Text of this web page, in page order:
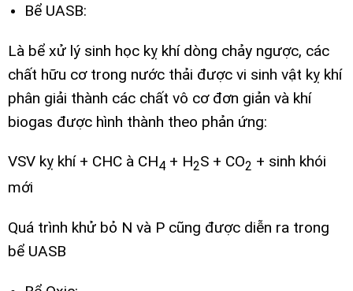
Bể UASB:
Là bể xử lý sinh học kỵ khí dòng chảy ngược, các
chất hữu cơ trong nước thải được vi sinh vật kỵ khí
phân giải thành các chất vô cơ đơn giản và khí
biogas được hình thành theo phản ứng:
VSV kỵ khí + CHC à CH4+ H2S + CO2 + sinh khói
mới
Quá trình khử bỏ N và P cũng được diễn ra trong
bể UASB